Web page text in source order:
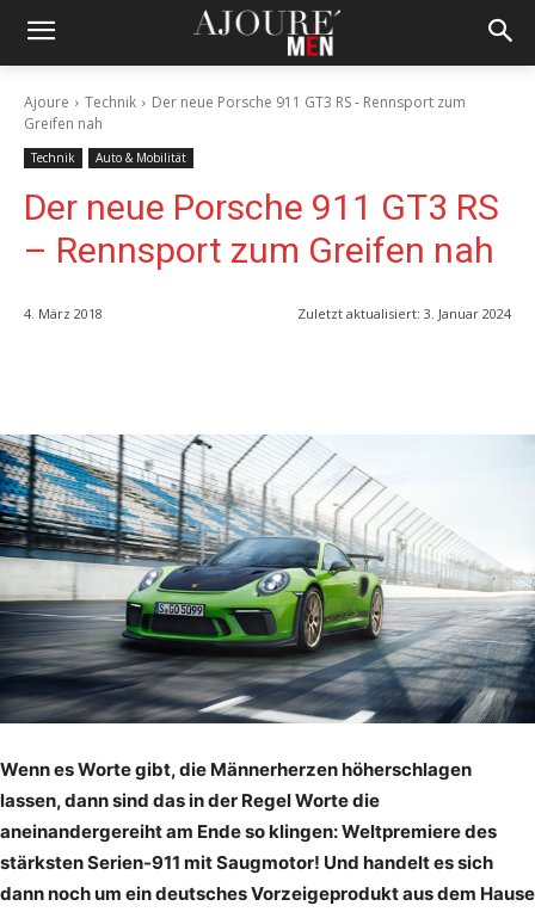
Ajoure Technik
Der neue Porsche 911 GT3 RS - Rennsport zum
Greifen nah
Technik Auto & Mobilität
Der neue Porsche 911 GT3 RS
– Rennsport zum Greifen nah
4. März 2018 Zuletzt aktualisiert: 3. Januar 2024
Wenn es Worte gibt, die Männerherzen höherschlagen
lassen, dann sind das in der Regel Worte die
aneinandergereiht am Ende so klingen: Weltpremiere des
stärksten Serien-911 mit Saugmotor! Und handelt es sich
dann noch um ein deutsches Vorzeigeprodukt aus dem Hause